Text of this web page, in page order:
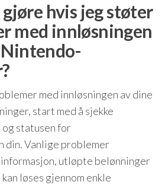
gjøre hvis jeg støter
med innløsningen
med innløsningen av dine
start med å sjekke
statusen for
din. Vanlige problemer
utløpte belønninger
løses gjennom enkle